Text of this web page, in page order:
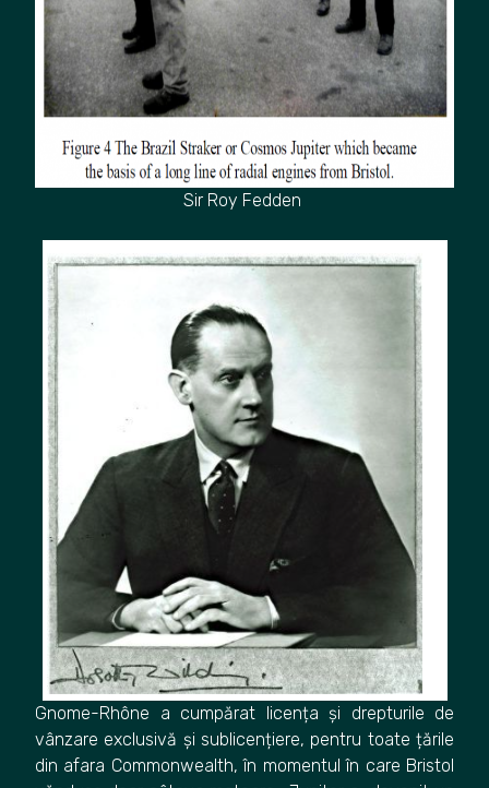
Sir Roy Fedden
Gnome-Rhône a cumpărat licența și drepturile de
vânzare exclusivă și sublicențiere, pentru toate țările
din afara Commonwealth, în momentul în care Bristol